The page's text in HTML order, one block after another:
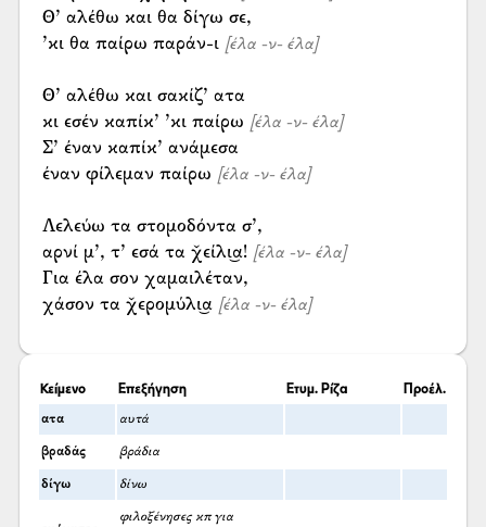
Θ’ αλέθω και θα δίγω σε,
’κι θα παίρω παράν-ι [έλα -ν- έλα]
Θ’ αλέθω και σακίζ’ ατα
κι εσέν καπίκ’ ’κι παίρω [έλα -ν- έλα]
Σ’ έναν καπίκ’ ανάμεσα
έναν φίλεμαν παίρω [έλα -ν- έλα]
Λελεύω τα στομοδόντα σ’,
αρνί μ’, τ’ εσά τα χ̌είλι͜α! [έλα -ν- έλα]
Για έλα σον χαμαιλέταν,
χάσον τα χ̌ερομύλι͜α [έλα -ν- έλα]
Κείμενο Επεξήγηση Ετυμ. Ρίζα Προέλ.
ατα αυτά
βραδάς βράδια
δίγω δίνω
φιλοξένησες κπ για